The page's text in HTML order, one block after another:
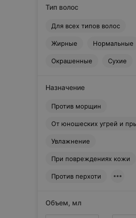
Oillan
Phyto Paris
Saugella
Sebamed
Vichy
Тип волос
Для всех типов волос
Жирные Нормальные
Окрашенные Сухие
Назначение
Против морщин
От юношеских угрей и
Увлажнение
При повреждениях кожи
Против перхоти
Объем, мл